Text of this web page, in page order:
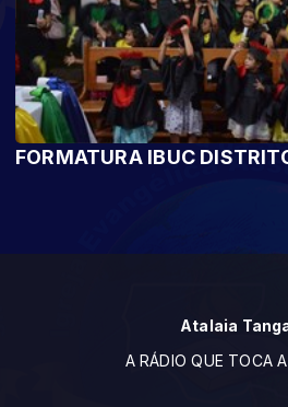
FORMATURA IBUC
Atalaia
A RÁDIO QUE TOCA